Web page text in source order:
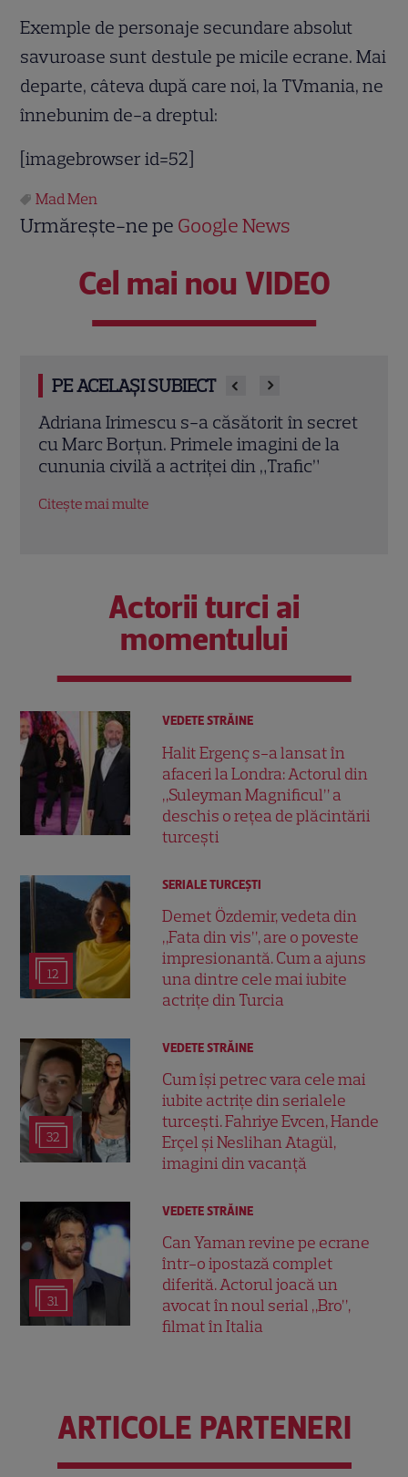
Exemple de personaje secundare absolut
savuroase sunt destule pe micile ecrane. Mai
departe, câteva după care noi, la TVmania, ne
înnebunim de-a dreptul:
[imagebrowser id=52]
Mad Men
Urmărește-ne pe Google News
Cel mai nou VIDEO
PE ACELAȘI SUBIECT
Sarah, fiica Ancăi Serea, pleacă în Italia.
Cât costă studiile la celebra școală de
modă din Milano: peste 68.000 de euro în
Actorii turci ai
momentului
VEDETE STRĂINE
Halit Ergenç s-a lansat în
afaceri la Londra: Actorul din
„Suleyman Magnificul” a
deschis o rețea de plăcintării
turcești
12
SERIALE TURCEŞTI
Demet Özdemir, vedeta din
„Fata din vis”, are o poveste
impresionantă. Cum a ajuns
una dintre cele mai iubite
actrițe din Turcia
32
VEDETE STRĂINE
Cum își petrec vara cele mai
iubite actrițe din serialele
turcești. Fahriye Evcen, Hande
Erçel și Neslihan Atagül,
imagini din vacanță
31
VEDETE STRĂINE
Can Yaman revine pe ecrane
într-o ipostază complet
diferită. Actorul joacă un
avocat în noul serial „Bro”,
filmat în Italia
ARTICOLE PARTENERI